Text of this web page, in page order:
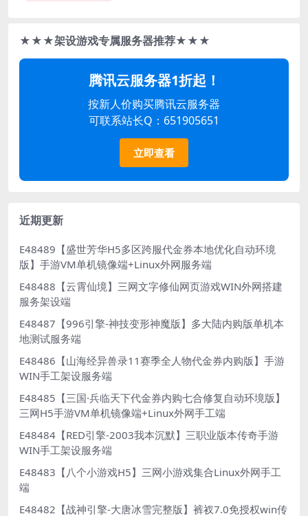
★★★架设游戏专属服务器推荐★★★
腾讯云服务器1折起！
按新人价购买腾讯云服务器
可联系站长Q：651905651
立即查看
近期更新
E48489【盛世芳华H5多区跨服代金券本地优化自动环境
版】手游VM单机镜像端+Linux外网服务端
E48488【云霄仙境】三网文字修仙网页游戏WIN外网搭建
服务架设端
E48487【996引擎-神技变形神魔版】多大陆内购版单机本
地测试服务端
E48486【山海经异兽录11赛季全人物代金券内购版】手游
WIN手工架设服务端
E48485【三国·兵临天下代金券内购七合修复自动环境版】
三网H5手游VM单机镜像端+Linux外网手工端
E48484【RED引擎-2003我本沉默】三职业版本传奇手游
WIN手工架设服务端
E48483【八个小游戏H5】三网小游戏集合Linux外网手工
端
E48482【战神引擎-大唐冰雪完整版】裤衩7.0免授权win传